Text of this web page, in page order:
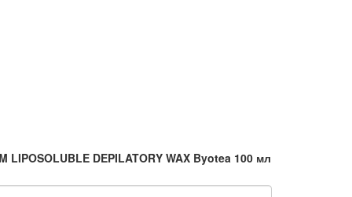
DEPILATORY WAX Byotea 100 мл